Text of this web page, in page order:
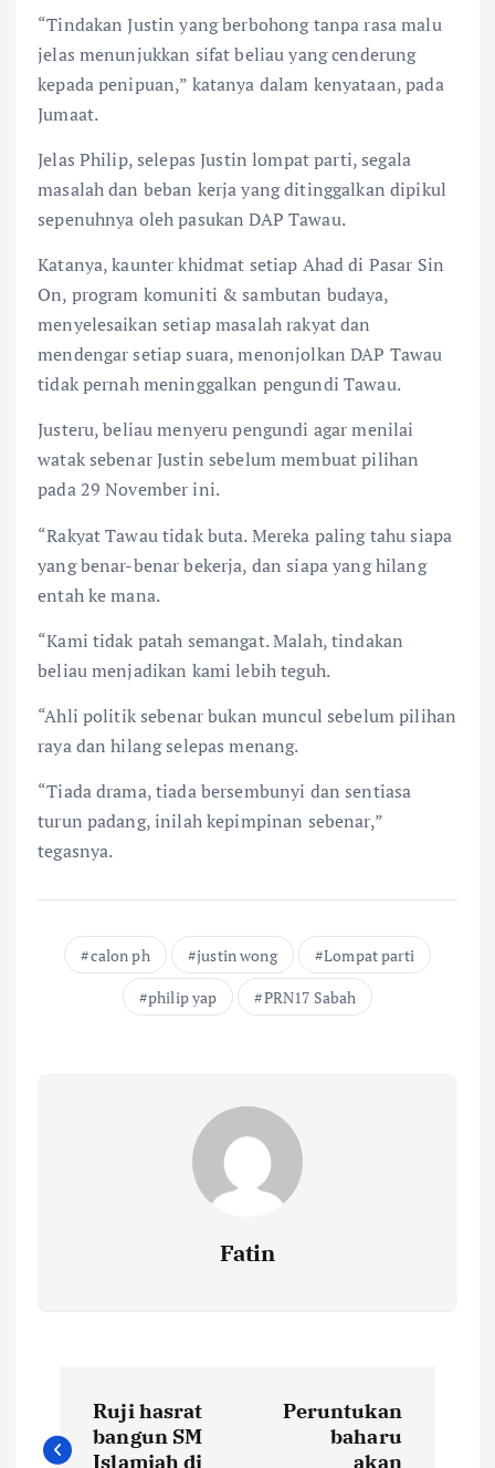
“Tindakan Justin yang berbohong tanpa rasa malu
jelas menunjukkan sifat beliau yang cenderung
kepada penipuan,” katanya dalam kenyataan, pada
Jumaat.
Jelas Philip, selepas Justin lompat parti, segala
masalah dan beban kerja yang ditinggalkan dipikul
sepenuhnya oleh pasukan DAP Tawau.
Katanya, kaunter khidmat setiap Ahad di Pasar Sin
On, program komuniti & sambutan budaya,
menyelesaikan setiap masalah rakyat dan
mendengar setiap suara, menonjolkan DAP Tawau
tidak pernah meninggalkan pengundi Tawau.
Justeru, beliau menyeru pengundi agar menilai
watak sebenar Justin sebelum membuat pilihan
pada 29 November ini.
“Rakyat Tawau tidak buta. Mereka paling tahu siapa
yang benar-benar bekerja, dan siapa yang hilang
entah ke mana.
“Kami tidak patah semangat. Malah, tindakan
beliau menjadikan kami lebih teguh.
“Ahli politik sebenar bukan muncul sebelum pilihan
raya dan hilang selepas menang.
“Tiada drama, tiada bersembunyi dan sentiasa
turun padang, inilah kepimpinan sebenar,”
tegasnya.
calon ph justin wong
Lompat parti
philip yap
PRN17 Sabah
Fatin
o
Ruji hasrat
bangun SM
Islamiah di
Peruntukan
baharu
akan